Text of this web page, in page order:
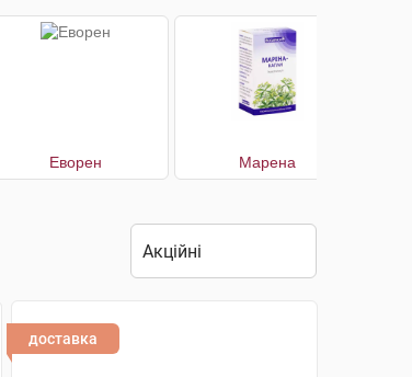
Еворен Марена
доставка